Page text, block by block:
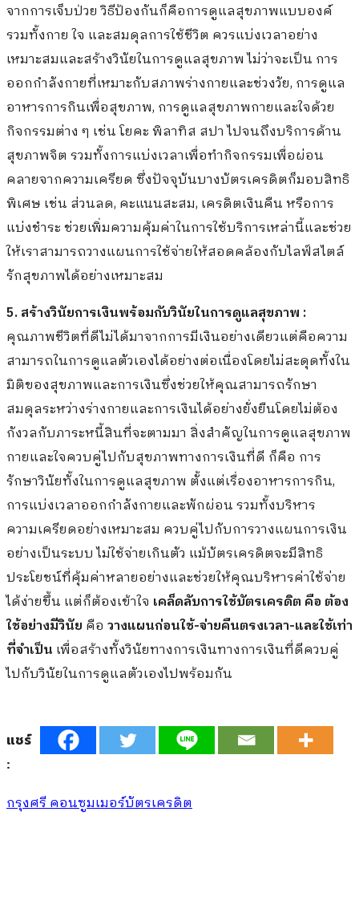
จากการเจ็บป่วย วิธีป้องกันก็คือการดูแลสุขภาพแบบองค์
รวมทั้งกาย ใจ และสมดุลการใช้ชีวิต ควรแบ่งเวลาอย่าง
เหมาะสมและสร้างวินัยในการดูแลสุขภาพ ไม่ว่าจะเป็น การ
ออกกำลังกายที่เหมาะกับสภาพร่างกายและช่วงวัย, การดูแล
อาหารการกินเพื่อสุขภาพ, การดูแลสุขภาพกายและใจด้วย
กิจกรรมต่าง ๆ เช่น โยคะ พิลาทิส สปา ไปจนถึงบริการด้าน
สุขภาพจิต รวมทั้งการแบ่งเวลาเพื่อทำกิจกรรมเพื่อผ่อน
คลายจากความเครียด ซึ่งปัจจุบันบางบัตรเครดิตก็มอบสิทธิ
พิเศษ เช่น ส่วนลด, คะแนนสะสม, เครดิตเงินคืน หรือการ
แบ่งชำระ ช่วยเพิ่มความคุ้มค่าในการใช้บริการเหล่านี้และช่วย
ให้เราสามารถวางแผนการใช้จ่ายให้สอดคล้องกับไลฟ์สไตล์
รักสุขภาพได้อย่างเหมาะสม
5.สร้างวินัยการเงินพร้อมกับวินัยในการดูแลสุขภาพ :
คุณภาพชีวิตที่ดีไม่ได้มาจากการมีเงินอย่างเดียวแต่คือความ
สามารถในการดูแลตัวเองได้อย่างต่อเนื่องโดยไม่สะดุดทั้งใน
มิติของสุขภาพและการเงินซึ่งช่วยให้คุณสามารถรักษา
สมดุลระหว่างร่างกายและการเงินได้อย่างยั่งยืนโดยไม่ต้อง
กังวลกับภาระหนี้สินที่จะตามมา สิ่งสำคัญในการดูแลสุขภาพ
กายและใจควบคู่ไปกับสุขภาพทางการเงินที่ดี ก็คือ การ
รักษาวินัยทั้งในการดูแลสุขภาพ ตั้งแต่เรื่องอาหารการกิน,
การแบ่งเวลาออกกำลังกายและพักผ่อน รวมทั้งบริหาร
ความเครียดอย่างเหมาะสม ควบคู่ไปกับการวางแผนการเงิน
อย่างเป็นระบบ ไม่ใช้จ่ายเกินตัว แม้บัตรเครดิตจะมีสิทธิ
ประโยชน์ที่คุ้มค่าหลายอย่างและช่วยให้คุณบริหารค่าใช้จ่าย
ได้ง่ายขึ้น แต่ก็ต้องเข้าใจ เคล็ดลับการใช้บัตรเครดิต คือ ต้อง
ใช้อย่างมีวินัย คือ วางแผนก่อนใช้-จ่ายคืนตรงเวลา-และใช้เท่า
ที่จำเป็น เพื่อสร้างทั้งวินัยทางการเงินทางการเงินที่ดีควบคู่
ไปกับวินัยในการดูแลตัวเองไปพร้อมกัน
แชร์
:
กรุงศรี คอนซูมเมอร์บัตรเครดิต